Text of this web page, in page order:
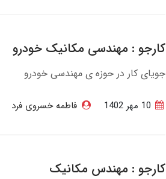
کارجو : مهندسی مکانیک خودرو
جویای کار در حوزه ی مهندسی خودرو
فاطمه خسروی فرد
کارجو : مهندس مکانیک